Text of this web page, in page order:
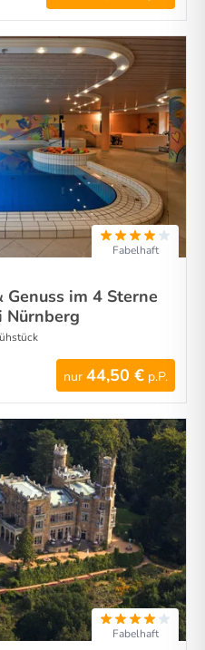
Fabelhaft
Genuss im 4 Sterne
Nürnberg
nur 44,50 € p.P.
Fabelhaft